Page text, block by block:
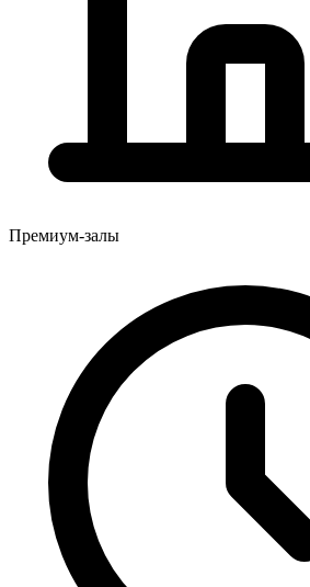
Премиум-залы